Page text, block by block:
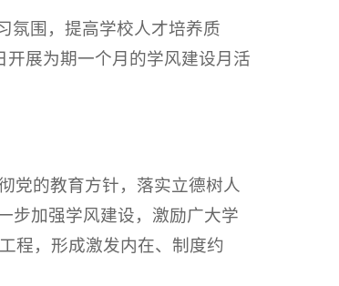
氛围，提高学校人才培养质
展为期一个月的学风建设月活
党的教育方针，落实立德树人
步加强学风建设，激励广大学
程，形成激发内在、制度约